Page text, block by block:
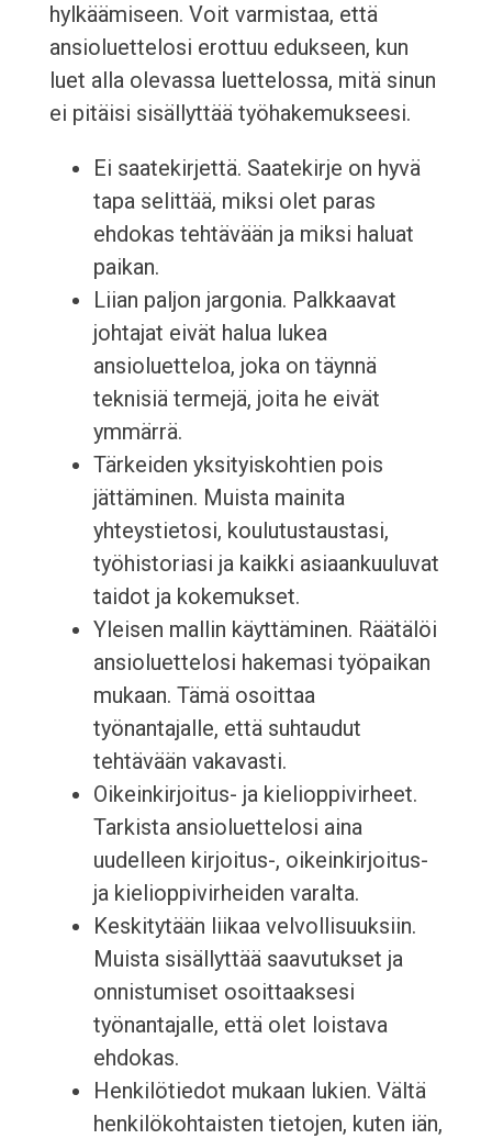
hylkäämiseen. Voit varmistaa, että
ansioluettelosi erottuu edukseen, kun
luet alla olevassa luettelossa, mitä sinun
ei pitäisi sisällyttää työhakemukseesi.
Ei saatekirjettä. Saatekirje on hyvä
tapa selittää, miksi olet paras
ehdokas tehtävään ja miksi haluat
paikan.
Liian paljon jargonia. Palkkaavat
johtajat eivät halua lukea
ansioluetteloa, joka on täynnä
teknisiä termejä, joita he eivät
ymmärrä.
Tärkeiden yksityiskohtien pois
jättäminen. Muista mainita
yhteystietosi, koulutustaustasi,
työhistoriasi ja kaikki asiaankuuluvat
taidot ja kokemukset.
Yleisen mallin käyttäminen. Räätälöi
ansioluettelosi hakemasi työpaikan
mukaan. Tämä osoittaa
työnantajalle, että suhtaudut
tehtävään vakavasti.
Oikeinkirjoitus- ja kielioppivirheet.
Tarkista ansioluettelosi aina
uudelleen kirjoitus-, oikeinkirjoitus-
ja kielioppivirheiden varalta.
Keskitytään liikaa velvollisuuksiin.
Muista sisällyttää saavutukset ja
onnistumiset osoittaaksesi
työnantajalle, että olet loistava
ehdokas.
Henkilötiedot mukaan lukien. Vältä
henkilökohtaisten tietojen, kuten iän,